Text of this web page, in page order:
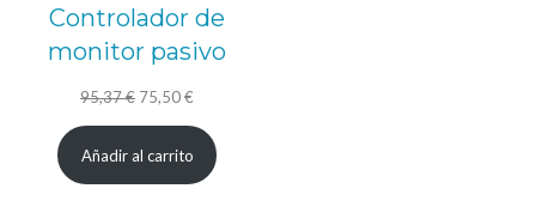
Controlador de
monitor pasivo
95,37€ El
precio
original
75,50€
precio
actual
Añadir al carrito